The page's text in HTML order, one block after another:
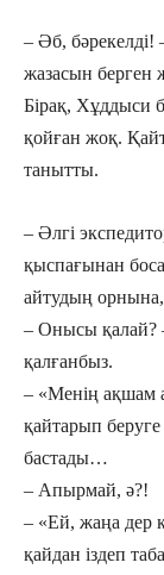
– Әб, бәрекелді!
жазасын берген
Бірақ, Хұддыси
қойған жоқ.
танытты.
– Әлгі
қыспағынан
айтудың орнына,
– Онысы қалай?
қалғанбыз.
– «Менің ақшам
қайтарып
бастады…
– Апырмай, ә?!
– «Ей, жаңа дер
қайдан іздеп